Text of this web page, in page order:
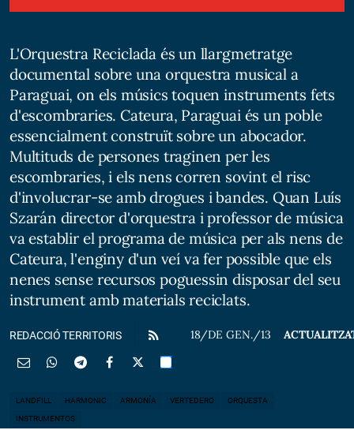
L'Orquestra Reciclada és un llargmetratge
documental sobre una orquestra musical a
Paraguai, on els músics toquen instruments fets
d'escombraries. Cateura, Paraguai és un poble
essencialment construït sobre un abocador.
Multituds de persones traginen per les
escombraries, i els nens corren sovint el risc
d'involucrar-se amb drogues i bandes. Quan Luís
Szarán director d'orquestra i professor de música
va establir el programa de música per als nens de
Cateura, l'enginy d'un veí va fer possible que els
nenes sense recursos poguessin disposar del seu
instrument amb materials reciclats.
REDACCIÓ TERRITORIS 18/DE GEN./13
LANDFILL HARMONIC ARMONÍA VERTEDERO ORQUESTA
INSTRUMENTOS